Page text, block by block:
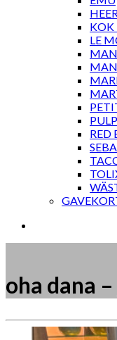
KOK
LE
RED
oha dana
Måske kunne